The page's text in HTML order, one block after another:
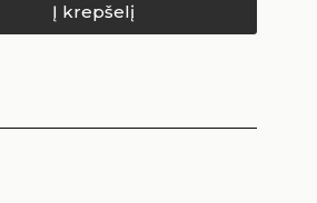
Į krepšelį